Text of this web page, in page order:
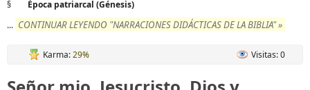
§ Época patriarcal (Génesis)
... CONTINUAR LEYENDO "NARRACIONES DIDÁCTICAS DE LA BIBLIA" »
Karma:29% Visitas: 0